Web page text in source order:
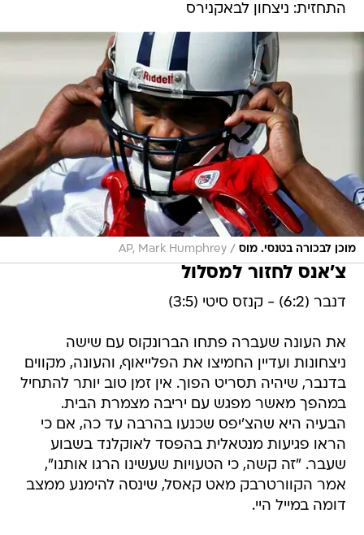
התחזית: ניצחון לבאקנירס
מוכן לבכורה בטנסי. מוס /
AP, Mark Humphrey
צ'אנס לחזור למסלול
דנבר (6:2) - קנזס סיטי (3:5)
את העונה שעברה פתחו הברונקוס עם שישה
ניצחונות ועדיין החמיצו את הפלייאוף, והעונה, מקווים
בדנבר, שיהיה תסריט הפוך. אין זמן טוב יותר להתחיל
במהפך מאשר מפגש עם יריבה מצמרת הבית.
הבעיה היא שהצ'יפס שכנעו בהרבה עד כה, אם כי
הראו פגיעות מנטאלית בהפסד לאוקלנד בשבוע
שעבר. "זה קשה, כי הטעויות שעשינו הרגו אותנו",
אמר הקוורטרבק מאט קאסל, שינסה להימנע ממצב
דומה במייל היי.